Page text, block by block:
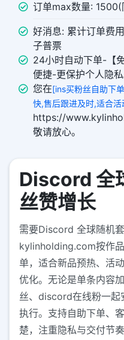
订单max数量: 1500(
好消息: 累计订单费
子普票
24小时自动下单-【
便捷-更保护个人隐私
您在[ins买粉丝自助下
快,售后跟进及时,适合活
https://
敬请放心。
Discord 全
丝赞增长
需要Discord 全球随机
kylinholding.com按作
单，适合新品预热、活
优化。无论是单条内容
丝、discord在线粉一起
执行。支持自助下单、
楚，注重隐私与交付节